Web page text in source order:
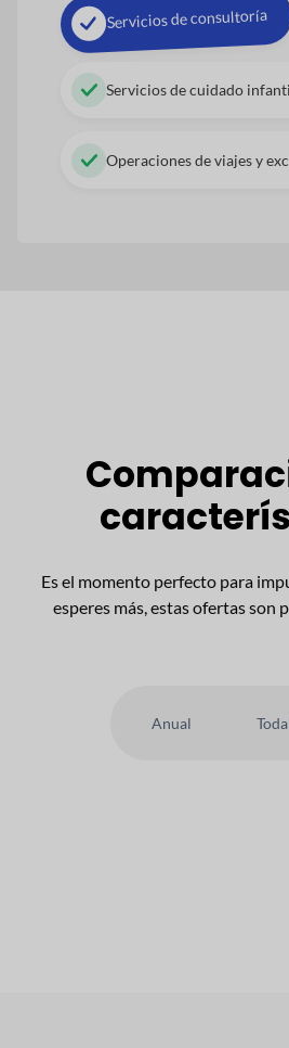
Servicios de consultoría
Servicios de cuidado
Operaciones de viajes y
Es el momento perfecto para
esperes más, estas ofertas
Anual